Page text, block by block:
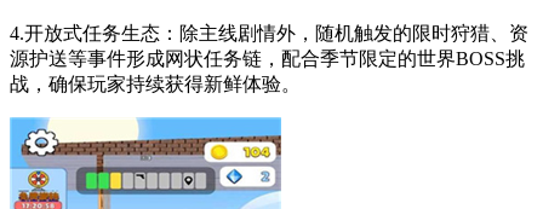
4.开放式任务生态：除主线剧情外，随机触发的限时狩猎、资
源护送等事件形成网状任务链，配合季节限定的世界BOSS挑
战，确保玩家持续获得新鲜体验。